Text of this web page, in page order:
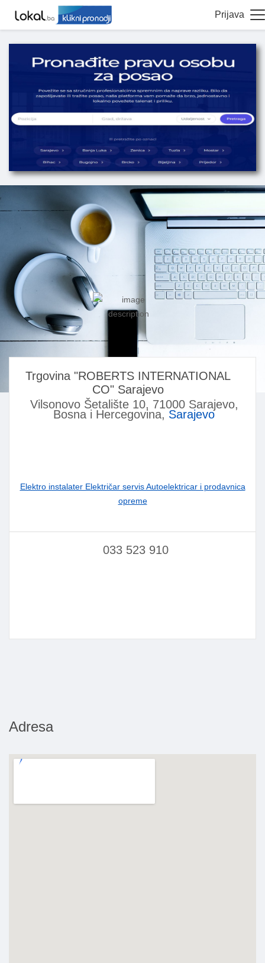
Prijava
Trgovina "ROBERTS INTERNATIONAL
CO" Sarajevo
Vilsonovo Šetalište 10, 71000 Sarajevo,
Bosna i Hercegovina, Sarajevo
Elektro instalater Električar servis Autoelektricar i prodavnica
opreme
033 523 910
Adresa